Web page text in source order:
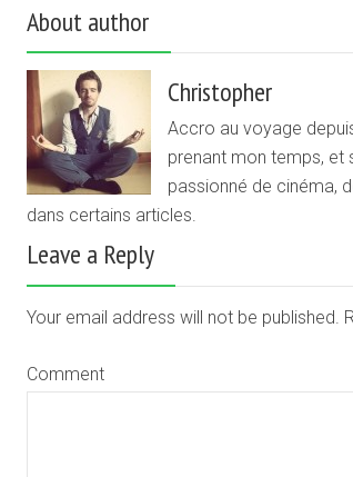
About author
Christopher
Accro au voyage
prenant mon temps, et
passionné de cinéma,
dans certains articles.
Leave a Reply
Your email address will not be published.
Comment